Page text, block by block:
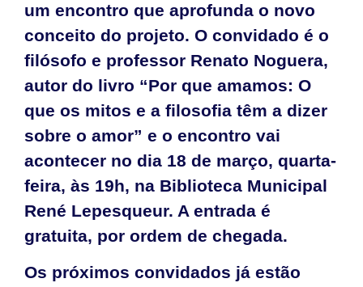
um encontro que aprofunda o novo
conceito do projeto. O convidado é o
filósofo e professor Renato Noguera,
autor do livro “Por que amamos: O
que os mitos e a filosofia têm a dizer
sobre o amor” e o encontro vai
acontecer no dia 18 de março, quarta-
feira, às 19h, na Biblioteca Municipal
René Lepesqueur. A entrada é
gratuita, por ordem de chegada.
Os próximos convidados já estão